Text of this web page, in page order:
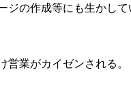
の作成等にも生かして
業がカイゼンされる。